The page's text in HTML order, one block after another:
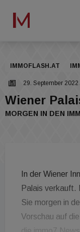
IMMOFLASH.AT
29. September 2022
Wiener
MORGEN IN DEN
In der Wiener
Palais verkauft.
Sie morgen in
Vorschau auf